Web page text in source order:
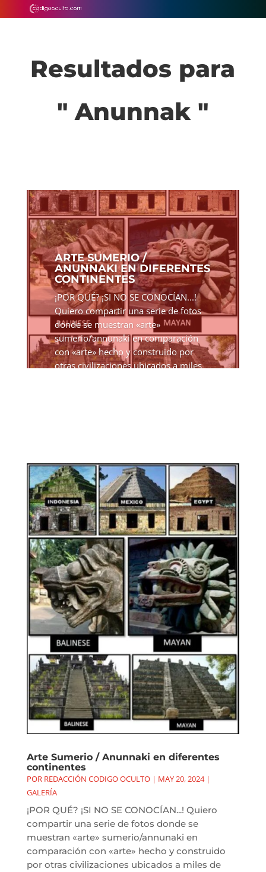
Resultados para
" Anunnak "
ARTE SUMERIO /
ANUNNAKI EN DIFERENTES
CONTINENTES
¡POR QUÉ? ¡SI NO SE CONOCÍAN...!
Quiero compartir una serie de fotos
donde se muestran «arte»
sumerio/annunaki en comparación
con «arte» hecho y construido por
otras civilizaciones ubicados a miles
Arte Sumerio / Anunnaki en diferentes
continentes
POR REDACCIÓN CODIGO OCULTO| MAY 20, 2024|
GALERÍA
¡POR QUÉ? ¡SI NO SE CONOCÍAN...! Quiero
compartir una serie de fotos donde se
muestran «arte» sumerio/annunaki en
comparación con «arte» hecho y construido
por otras civilizaciones ubicados a miles de